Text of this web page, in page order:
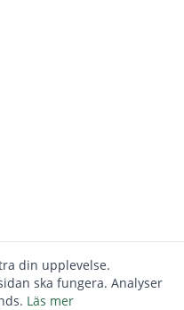
din upplevelse.
ska fungera. Analyser
Läs mer